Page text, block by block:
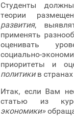
Студенты
теории
развития,
применять
оценивать
социально-
приоритеты и
политики в
Итак, если Вам
статью из
экономики»